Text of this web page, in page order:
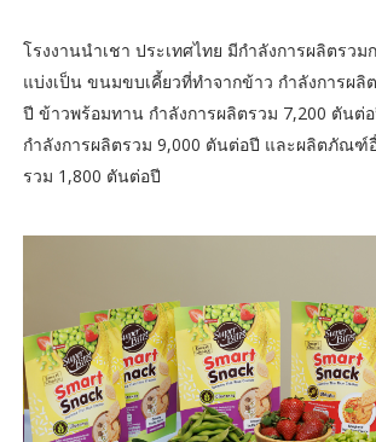
โรงงานนำเชา ประเทศไทย มีกำลังการผลิตรว
แบ่งเป็น ขนมขบเคี้ยวที่ทำจากข้าว กำลังการผลิ
ปี ข้าวพร้อมทาน กำลังการผลิตรวม 7,200 ตันต่
กำลังการผลิตรวม 9,000 ตันต่อปี และผลิตภัณฑ์
รวม 1,800 ตันต่อปี